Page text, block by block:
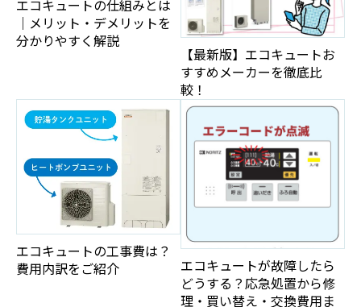
エコキュートの仕組みとは
｜メリット・デメリットを
分かりやすく解説
【最新版】エコキュートお
すすめメーカーを徹底比
較！
エコキュートの工事費は？
費用内訳をご紹介
エコキュートが故障したら
どうする？応急処置から修
理・買い替え・交換費用ま